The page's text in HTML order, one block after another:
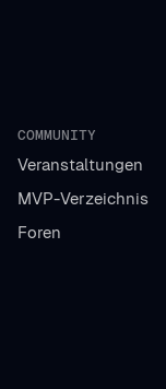
COMMUNITY
Veranstaltungen
MVP-Verzeichnis
Foren